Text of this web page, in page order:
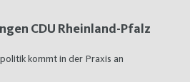
CDU Rheinland-Pfalz
kommt in der Praxis an